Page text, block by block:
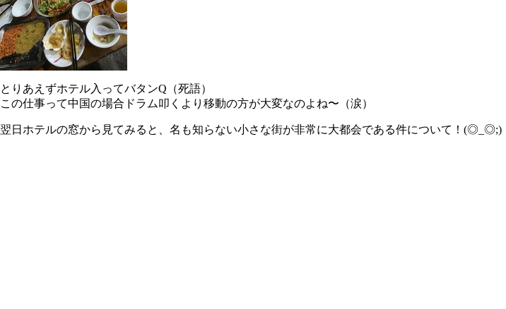
とりあえずホテル入ってバタンQ（死語）
この仕事って中国の場合ドラム叩くより移動の方が大変なのよね〜（涙）
翌日ホテルの窓から見てみると、名も知らない小さな街が非常に大都会である件について！(◎_◎;)